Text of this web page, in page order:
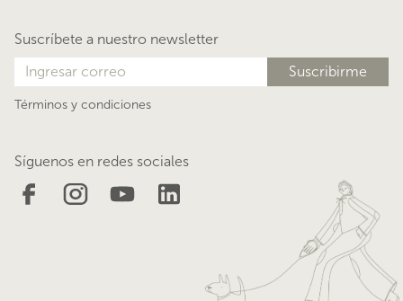
Nosotros
Blog
Suscríbete a nuestro newsletter
Términos y condiciones
Síguenos en redes sociales